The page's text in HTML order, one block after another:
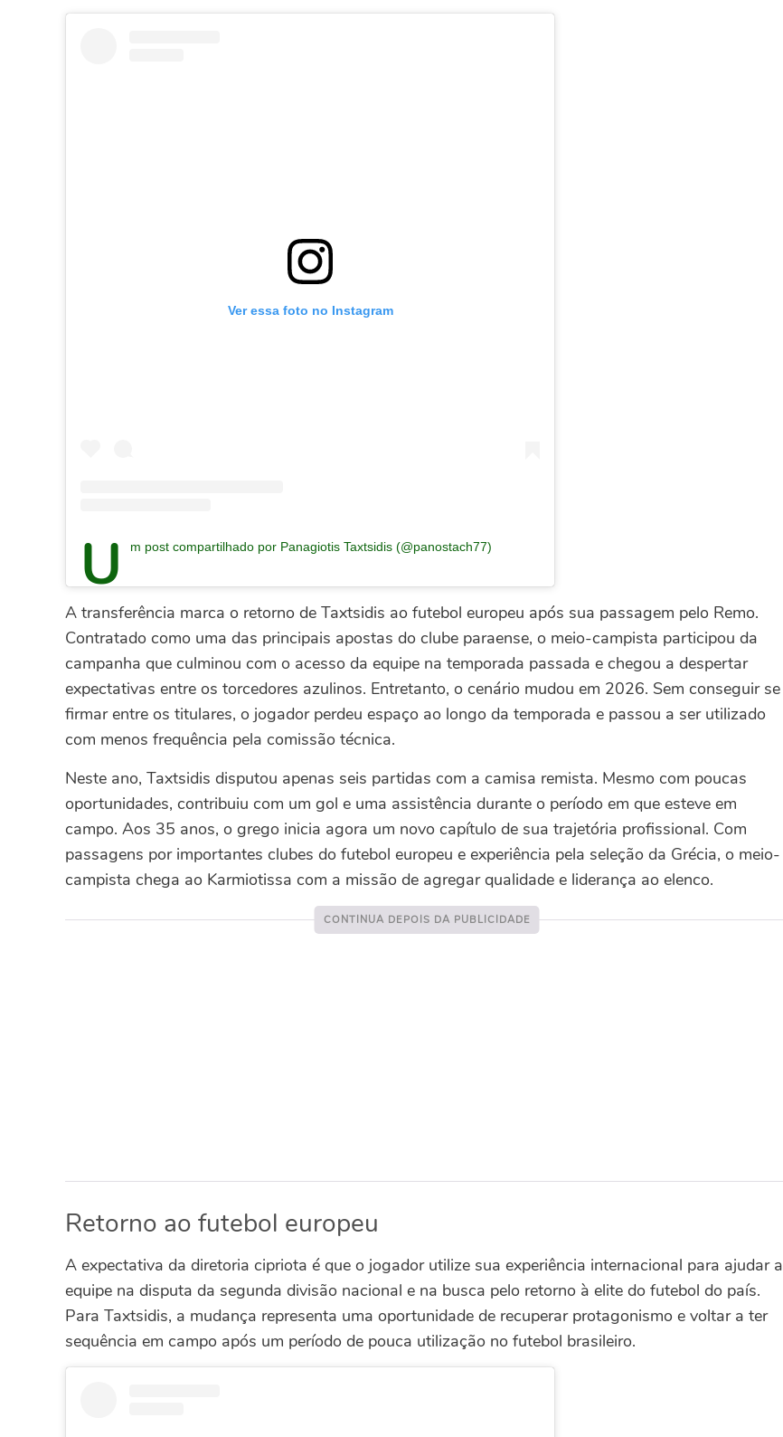
Ver essa foto no Instagram
Um post compartilhado por Panagiotis Taxtsidis (@panostach77)
A transferência marca o retorno de Taxtsidis ao futebol europeu após sua passagem pelo Remo.
Contratado como uma das principais apostas do clube paraense, o meio-campista participou da
campanha que culminou com o acesso da equipe na temporada passada e chegou a despertar
expectativas entre os torcedores azulinos. Entretanto, o cenário mudou em 2026. Sem conseguir se
firmar entre os titulares, o jogador perdeu espaço ao longo da temporada e passou a ser utilizado
com menos frequência pela comissão técnica.
Neste ano, Taxtsidis disputou apenas seis partidas com a camisa remista. Mesmo com poucas
oportunidades, contribuiu com um gol e uma assistência durante o período em que esteve em
campo. Aos 35 anos, o grego inicia agora um novo capítulo de sua trajetória profissional. Com
passagens por importantes clubes do futebol europeu e experiência pela seleção da Grécia, o meio-
campista chega ao Karmiotissa com a missão de agregar qualidade e liderança ao elenco.
Retorno ao futebol europeu
A expectativa da diretoria cipriota é que o jogador utilize sua experiência internacional para ajudar a
equipe na disputa da segunda divisão nacional e na busca pelo retorno à elite do futebol do país.
Para Taxtsidis, a mudança representa uma oportunidade de recuperar protagonismo e voltar a ter
sequência em campo após um período de pouca utilização no futebol brasileiro.